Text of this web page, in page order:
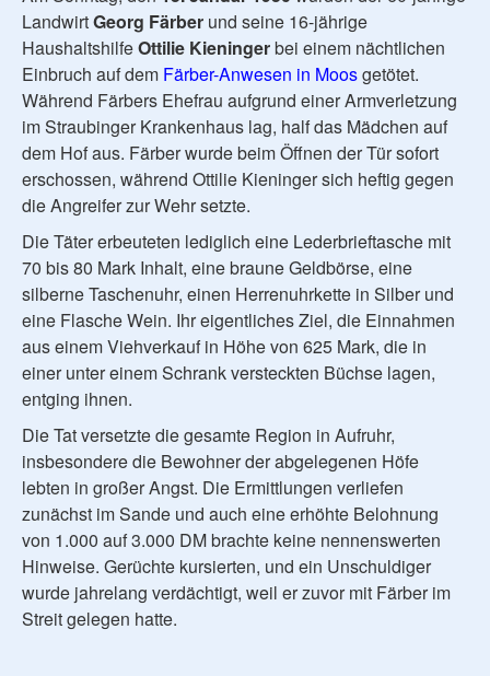
LandwirtGeorg Färber und seine 16-jährige
HaushaltshilfeOttilie Kieningerbei einem nächtlichen
Einbruch auf dem Färber-Anwesen in Moosgetötet.
Während Färbers Ehefrau aufgrund einer Armverletzung
im Straubinger Krankenhaus lag, half das Mädchen auf
dem Hof aus. Färber wurde beim Öffnen der Tür sofort
erschossen, während Ottilie Kieninger sich heftig gegen
die Angreifer zur Wehr setzte.
Die Täter erbeuteten lediglich eine Lederbrieftasche mit
70 bis 80 Mark Inhalt, eine braune Geldbörse, eine
silberne Taschenuhr, einen Herrenuhrkette in Silber und
eine Flasche Wein. Ihr eigentliches Ziel, die Einnahmen
aus einem Viehverkauf in Höhe von 625 Mark, die in
einer unter einem Schrank versteckten Büchse lagen,
entging ihnen.
Die Tat versetzte die gesamte Region in Aufruhr,
insbesondere die Bewohner der abgelegenen Höfe
lebten in großer Angst. Die Ermittlungen verliefen
zunächst im Sande und auch eine erhöhte Belohnung
von 1.000 auf 3.000 DM brachte keine nennenswerten
Hinweise. Gerüchte kursierten, und ein Unschuldiger
wurde jahrelang verdächtigt, weil er zuvor mit Färber im
Streit gelegen hatte.